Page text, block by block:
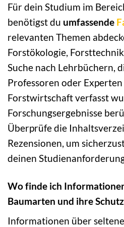
Für dein Studium im
benötigst du umfassende
relevanten Themen
Forstökologie,
Suche nach Lehrbüchern,
Professoren oder
Forstwirtschaft verfasst
Forschungsergebnisse
Überprüfe die
Rezensionen, um
deinen
Wo finde ich
Baumarten und ihre
Informationen über